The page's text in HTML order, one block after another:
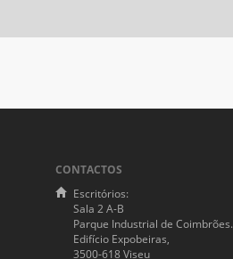
CONTACTOS
Escritórios:
Sala 2 A-B
Parque Industrial de Coimbrões.
Edifício Expobeiras,
3500-618 Viseu